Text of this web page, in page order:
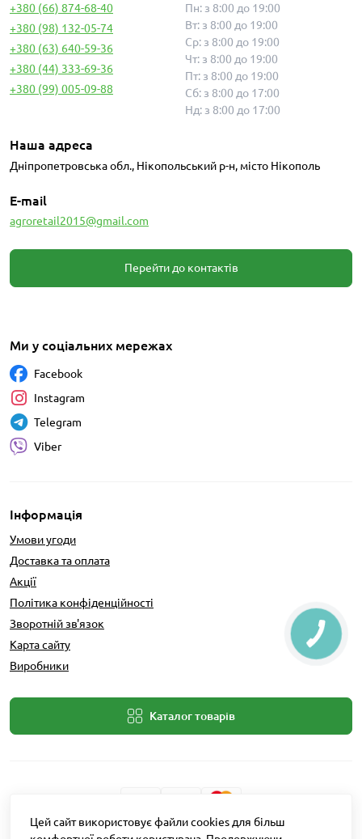
+380 (66) 874-68-40
+380 (98) 132-05-74
+380 (63) 640-59-36
+380 (44) 333-69-36
+380 (99) 005-09-88
Пн: з 8:00 до 19:00
Вт: з 8:00 до 19:00
Ср: з 8:00 до 19:00
Чт: з 8:00 до 19:00
Пт: з 8:00 до 19:00
Сб: з 8:00 до 17:00
Нд: з 8:00 до 17:00
Наша адреса
Дніпропетровська обл., Нікопольський р-н, місто Нікополь
E-mail
agroretail2015@gmail.com
Перейти до контактів
Інформація
Умови угоди
Доставка та оплата
Акції
Політика конфіденційності
Зворотній зв'язок
Карта сайту
Виробники
Каталог товарів
Ми у соціальних мережах
Facebook
Instagram
Telegram
Viber
Цей сайт використовує файли cookies для більш